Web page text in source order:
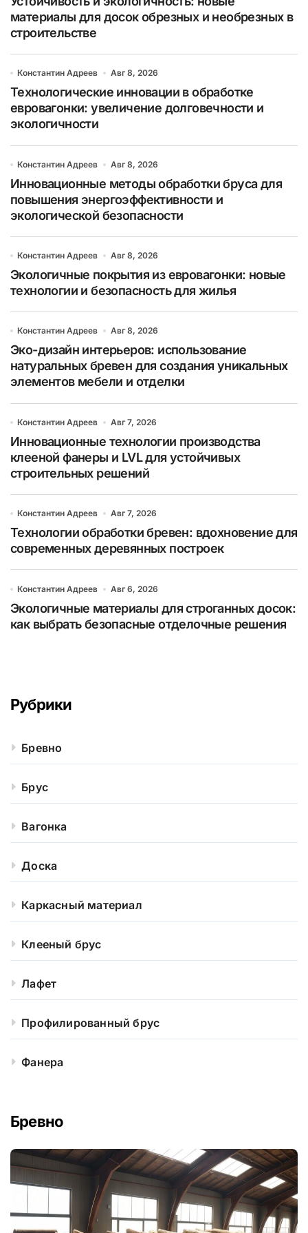
материалы для досок обрезных и необрезных в
строительстве
Константин Адреев Авг 8, 2026
Технологические инновации в обработке
евровагонки: увеличение долговечности и
экологичности
Константин Адреев Авг 8, 2026
Инновационные методы обработки бруса для
повышения энергоэффективности и
экологической безопасности
Константин Адреев Авг 8, 2026
Экологичные покрытия из евровагонки: новые
технологии и безопасность для жилья
Константин Адреев Авг 8, 2026
Эко-дизайн интерьеров: использование
натуральных бревен для создания уникальных
элементов мебели и отделки
Константин Адреев Авг 7, 2026
Инновационные технологии производства
клееной фанеры и LVL для устойчивых
строительных решений
Константин Адреев Авг 7, 2026
Технологии обработки бревен: вдохновение для
современных деревянных построек
Константин Адреев Авг 6, 2026
Экологичные материалы для строганных досок:
как выбрать безопасные отделочные решения
Рубрики
Бревно
Брус
Вагонка
Доска
Каркасный материал
Клееный брус
Лафет
Профилированный брус
Фанера
Бревно